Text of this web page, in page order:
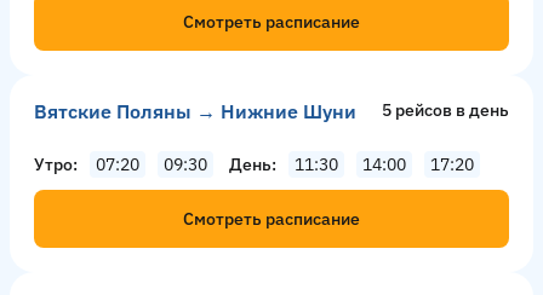
Смотреть расписание
Вятские Поляны → Нижние Шуни 5 рейсов в день
Утро 07:20 09:30 День 11:30 14:00 17:20
Смотреть расписание